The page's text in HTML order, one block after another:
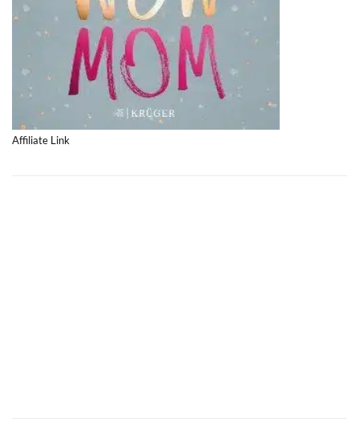
Affiliate Link